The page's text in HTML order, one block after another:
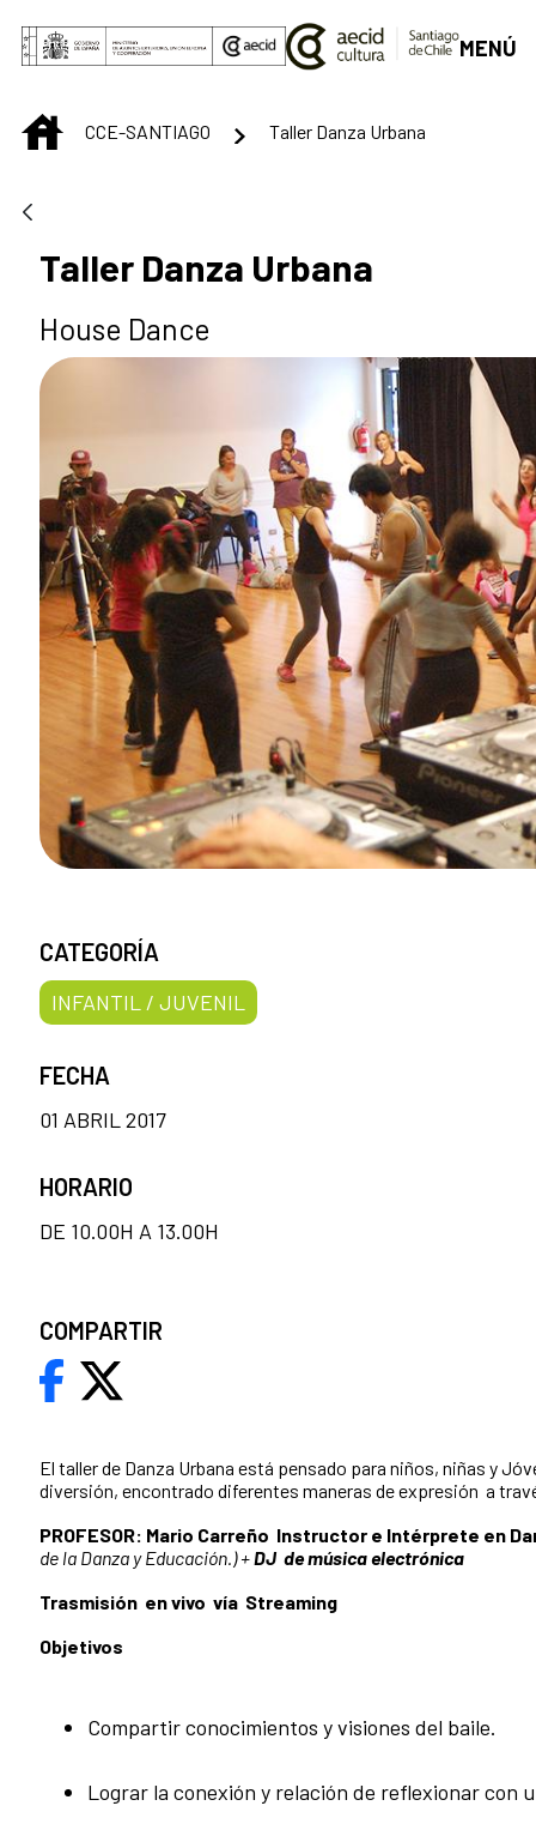
Saltar al contenido principal
MENÚ
INICIOCCE-SANTIAGO Taller Danza Urbana
Taller Danza Urbana
House Dance
El taller de Danza Urbana está pensado para niños, niñas y
diversión, encontrado diferentes maneras de expresión a
PROFESOR: Mario Carreño Instructor e Intérprete en
de la Danza y Educación.) +DJ de música electrónica
Trasmisión en vivo vía Streaming
Objetivos
Compartir conocimientos y visiones del baile.
Lograr la conexión y relación de reflexionar con
CATEGORÍA
INFANTIL / JUVENIL
FECHA
01 ABRIL 2017
HORARIO
DE 10.00H A 13.00H
COMPARTIR